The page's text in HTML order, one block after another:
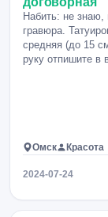
Набить: не знаю,
гравюра.
средняя (до 15
руку отпишите в
Омск Красота
2024-07-24